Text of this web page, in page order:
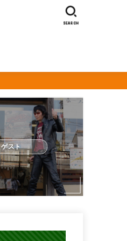
SEARCH
ゲスト